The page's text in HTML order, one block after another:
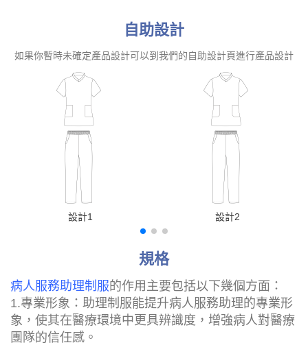
自助設計
如果你暫時未確定產品設計可以到我們的自助設計頁進行產品設計
設計1 設計2
規格
病人服務助理制服的作用主要包括以下幾個方面：
1.專業形象：助理制服能提升病人服務助理的專業形
象，使其在醫療環境中更具辨識度，增強病人對醫療
團隊的信任感。